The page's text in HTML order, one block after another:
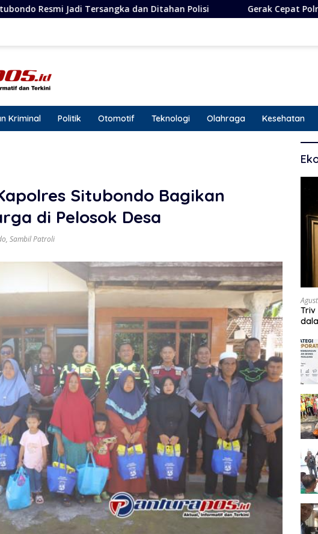
dan Ditahan Polisi Gerak Cepat Polres Situbondo! Terduga
Kriminal Politik Otomotif Teknologi Olahraga Kesehatan
Situbondo Bagikan
di Pelosok Desa
, Sambil Patroli
Triv